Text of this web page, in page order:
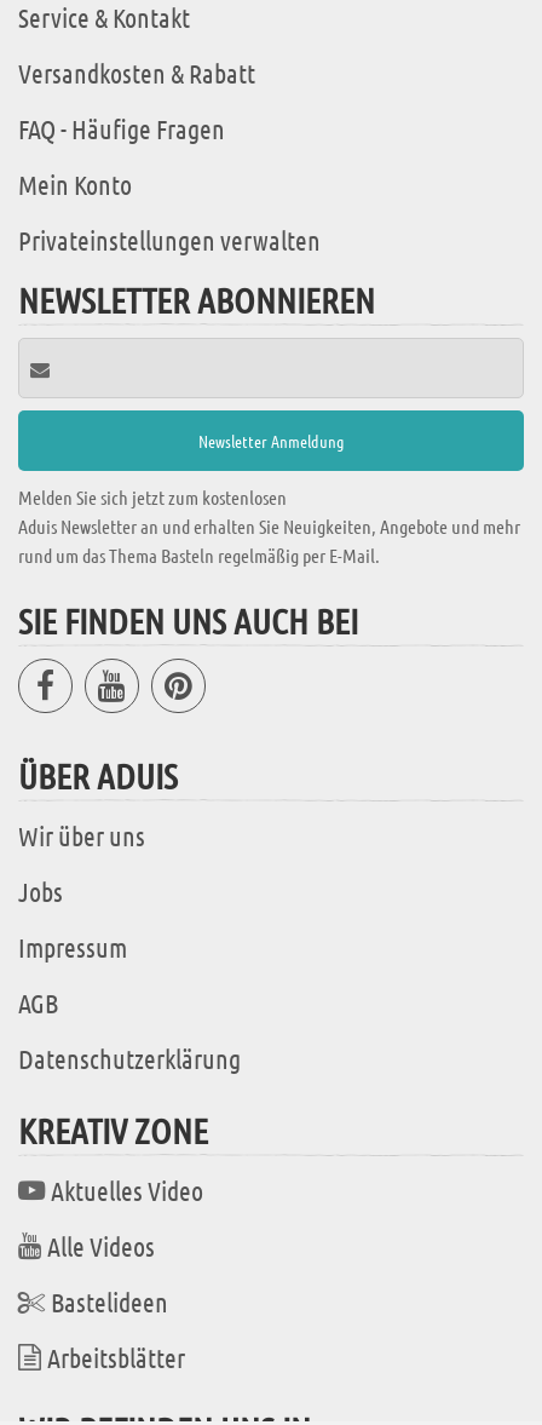
Service & Kontakt
Versandkosten & Rabatt
FAQ - Häufige Fragen
Mein Konto
Privateinstellungen verwalten
NEWSLETTER ABONNIEREN
Melden Sie sich jetzt zum kostenlosen
Aduis Newsletter an und erhalten Sie Neuigkeiten, Angebote und mehr
rund um das Thema Basteln regelmäßig per E-Mail.
SIE FINDEN UNS AUCH BEI
ÜBER ADUIS
Wir über uns
Jobs
Impressum
AGB
Datenschutzerklärung
KREATIV ZONE
Aktuelles Video
Alle Videos
Bastelideen
Arbeitsblätter